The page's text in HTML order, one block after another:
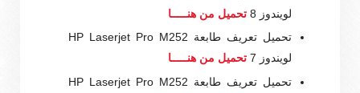
لويندوز 8
تحميل من هنـــــا
تحميل تعريف طابعة HP Laserjet Pro M252
لويندوز 7
تحميل من هنـــــا
تحميل تعريف طابعة HP Laserjet Pro M252